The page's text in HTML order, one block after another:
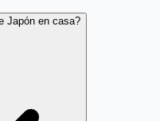
Japón en casa?